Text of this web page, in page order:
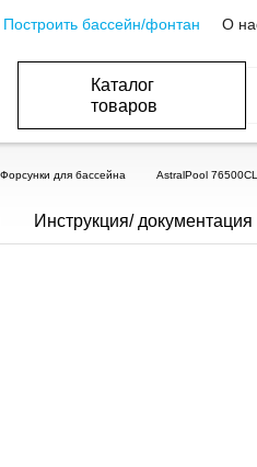
Построить бассейн/фонтан О
Каталог
товаров
Форсунки для бассейна AstralPool
Инструкция/ документация